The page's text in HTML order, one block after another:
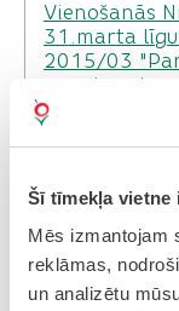
Šī tīmekļa
Mēs izmantojam
reklāmas,
un analizētu
Vienošanās
31.marta
2015/03
3.stāva telpu
remontu un